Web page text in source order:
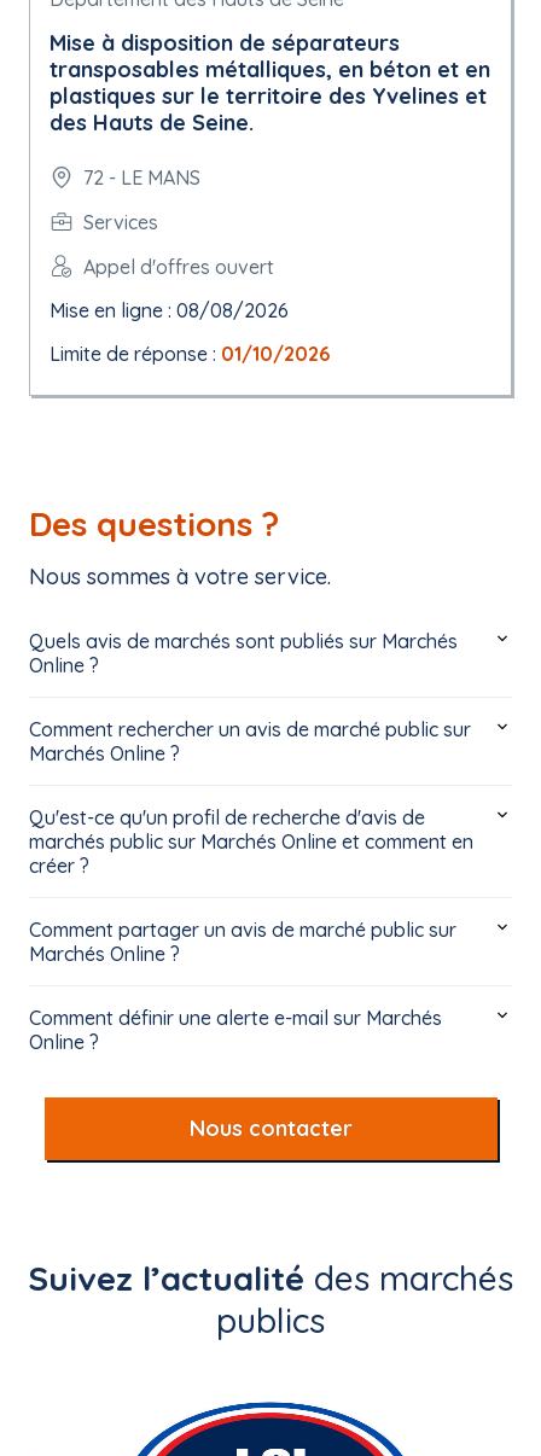
Mise à disposition de séparateurs
transposables métalliques, en béton et en
plastiques sur le territoire des Yvelines et
des Hauts de Seine.
72 - LE MANS
Services
Appel d'offres ouvert
Mise en ligne : 08/08/2026
Limite de réponse : 01/10/2026
Des questions ?
Nous sommes à votre service.
Quels avis de marchés sont publiés sur Marchés
Online ?
Comment rechercher un avis de marché public sur
Marchés Online ?
Qu'est-ce qu'un profil de recherche d'avis de
marchés public sur Marchés Online et comment en
créer ?
Comment partager un avis de marché public sur
Marchés Online ?
Comment définir une alerte e-mail sur Marchés
Online ?
Nous contacter
Suivez l’actualité des marchés
publics